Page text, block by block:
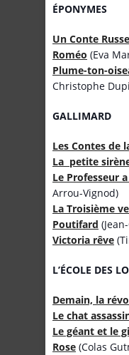
ÉPONYMES
Un Conte Russe
Roméo (Eva
Plume-ton-
Christophe
GALLIMARD
Les Contes de
La petite
Le Professeur
Arrou-Vignod)
La Troisième
Poutifard
Victoria rêve
L’ÉCOLE DES
Demain, la
Le chat
Le géant et le
Rose (Colas